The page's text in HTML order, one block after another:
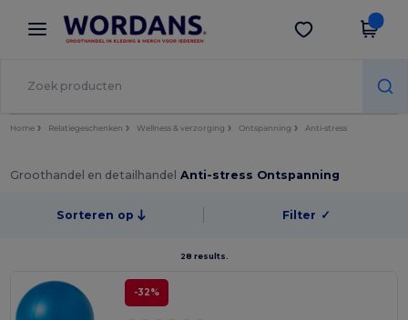
× Wordans-app
Betere prijzen in de app!
Download app
Home Relatiegeschenken Wellness & verzorging Ontspanning Anti-stress
Groothandel en detailhandel Anti-stress Ontspanning
Sorteren op Filter ✓
28 results.
-32%